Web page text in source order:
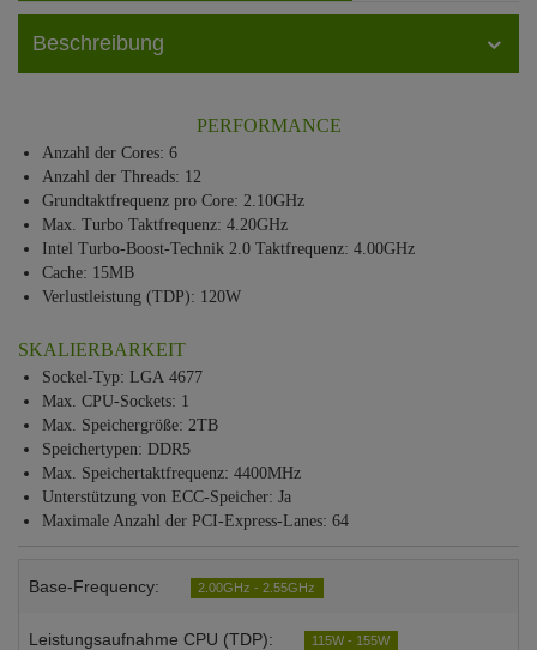
Beschreibung
PERFORMANCE
Anzahl der Cores: 6
Anzahl der Threads: 12
Grundtaktfrequenz pro Core: 2.10GHz
Max. Turbo Taktfrequenz: 4.20GHz
Intel Turbo-Boost-Technik 2.0 Taktfrequenz: 4.00GHz
Cache: 15MB
Verlustleistung (TDP): 120W
SKALIERBARKEIT
Sockel-Typ: LGA 4677
Max. CPU-Sockets: 1
Max. Speichergröße: 2TB
Speichertypen: DDR5
Max. Speichertaktfrequenz: 4400MHz
Unterstützung von ECC-Speicher: Ja
Maximale Anzahl der PCI-Express-Lanes: 64
Base-Frequency: 2.00GHz - 2.55GHz
Leistungsaufnahme CPU (TDP): 115W - 155W